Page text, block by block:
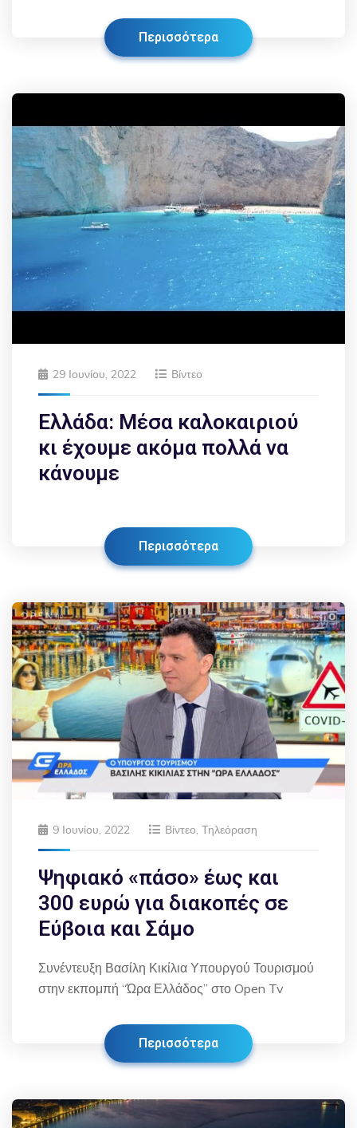
Περισσότερα
29 Ιουνίου, 2022 Βίντεο
Ελλάδα: Μέσα καλοκαιριού
κι έχουμε ακόμα πολλά να
κάνουμε
Περισσότερα
9 Ιουνίου, 2022 Βίντεο, Τηλεόραση
Ψηφιακό «πάσο» έως και
300 ευρώ για διακοπές σε
Εύβοια και Σάμο
Συνέντευξη Βασίλη Κικίλια Υπουργού Τουρισμού
στην εκπομπή “Ώρα Ελλάδος” στο Open Tv
Περισσότερα